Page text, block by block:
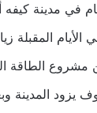
في مدينة
المقبلة
مشروع الطاقة
يزود